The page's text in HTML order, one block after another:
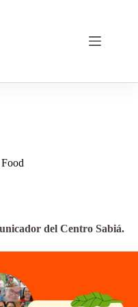
del Centro Sabiá.